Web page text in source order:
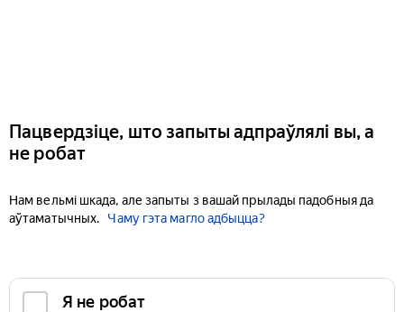
Пацвердзіце, што запыты адпраўлялі вы, а
не робат
Нам вельмі шкада, але запыты з вашай прылады падобныя да
аўтаматычных.
Чаму гэта магло адбыцца?
Я не робат